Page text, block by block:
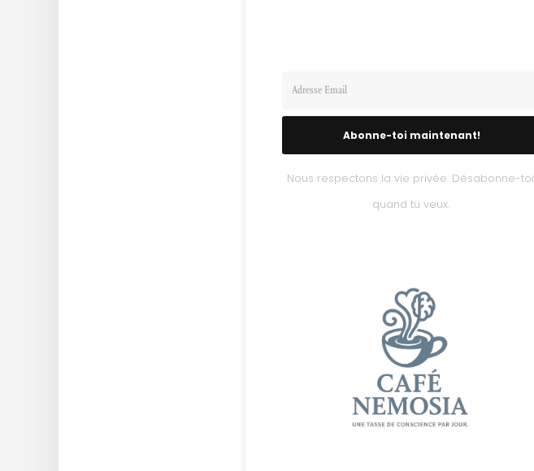
Abonne-toi maintenant!
Nous respectons la vie privée. Désabonne-toi
quand tu veux.